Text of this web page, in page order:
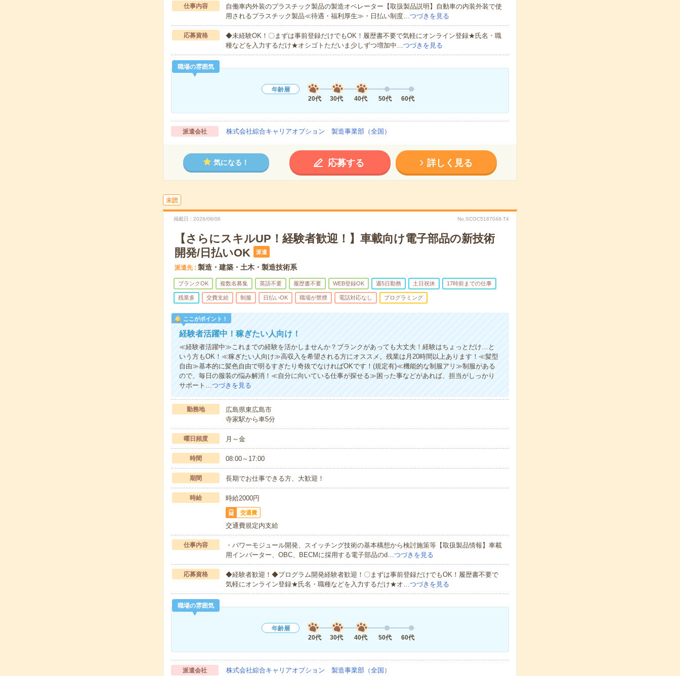
仕事内容
自働車内外装のプラスチック製品の製造オペレーター【取扱製品説明】自動車の内装外装で使
用されるプラスチック製品≪待遇・福利厚生≫・日払い制度…つづきを見る
応募資格
◆未経験OK！〇まずは事前登録だけでもOK！履歴書不要で気軽にオンライン登録★氏名・職
種などを入力するだけ★オシゴトただいま少しずつ増加中…つづきを見る
職場の雰囲気
年齢層
20代
30代 40代 50代 60代
派遣会社 株式会社綜合キャリアオプション 製造事業部（全国）
気になる！ 応募する 詳しく見る
未読
掲載日 2026/08/06 No.SCOC5187048-T4
【さらにスキルUP！経験者歓迎！】車載向け電子部品の新技術
開発/日払いOK
派遣
派遣先 製造・建築・土木・製造技術系
ブランクOK 複数名募集 英語不要 履歴書不要 WEB登録OK 週5日勤務 土日祝休 17時前までの仕事
残業多 交費支給 制服 日払いOK 職場が禁煙 電話対応なし プログラミング
ここがポイント！
経験者活躍中！稼ぎたい人向け！
≪経験者活躍中≫これまでの経験を活かしませんか？ブランクがあっても大丈夫！経験はちょっとだけ…と
いう方もOK！≪稼ぎたい人向け≫高収入を希望される方にオススメ。残業は月20時間以上あります！≪髪型
自由≫基本的に髪色自由で明るすぎたり奇抜でなければOKです！(規定有)≪機能的な制服アリ≫制服がある
ので、毎日の服装の悩み解消！≪自分に向いている仕事が探せる≫困った事などがあれば、担当がしっかり
サポート…つづきを見る
勤務地
広島県東広島市
寺家駅から車5分
曜日頻度 月～金
時間 08:00～17:00
期間 長期でお仕事できる方、大歓迎！
時給 時給2000円
交通費
交通費規定内支給
仕事内容
・パワーモジュール開発、スイッチング技術の基本構想から検討施策等【取扱製品情報】車載
用インバーター、OBC、BECMに採用する電子部品のd…つづきを見る
応募資格
◆経験者歓迎！◆プログラム開発経験者歓迎！〇まずは事前登録だけでもOK！履歴書不要で
気軽にオンライン登録★氏名・職種などを入力するだけ★オ…つづきを見る
職場の雰囲気
年齢層
20代
30代 40代 50代 60代
派遣会社 株式会社綜合キャリアオプション 製造事業部（全国）